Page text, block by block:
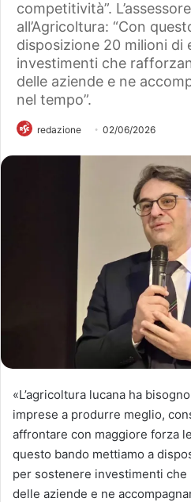
competitività”.
all’Agricoltura: “Con
disposizione 20 milioni di
investimenti che
delle aziende e ne
nel tempo”.
redazione 02/06/2026
«L’agricoltura lucana ha
imprese a produrre meglio,
affrontare con maggiore forza
questo bando mettiamo a
per sostenere investimenti
delle aziende e ne